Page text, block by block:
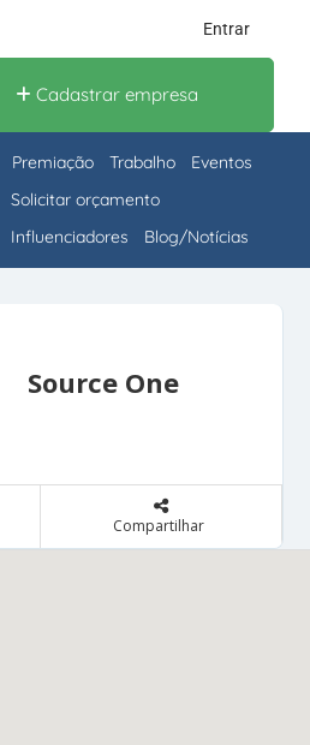
Entrar
Cadastrar empresa
Premiação Trabalho
Eventos
Solicitar orçamento
Influenciadores Blog/Notícias
Source One
Compartilhar